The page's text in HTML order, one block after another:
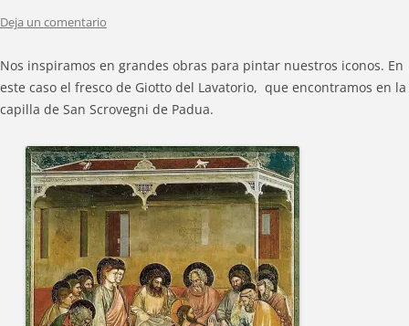
Deja un comentario
Nos inspiramos en grandes obras para pintar nuestros iconos. En
este caso el fresco de Giotto del Lavatorio, que encontramos en la
capilla de San Scrovegni de Padua.